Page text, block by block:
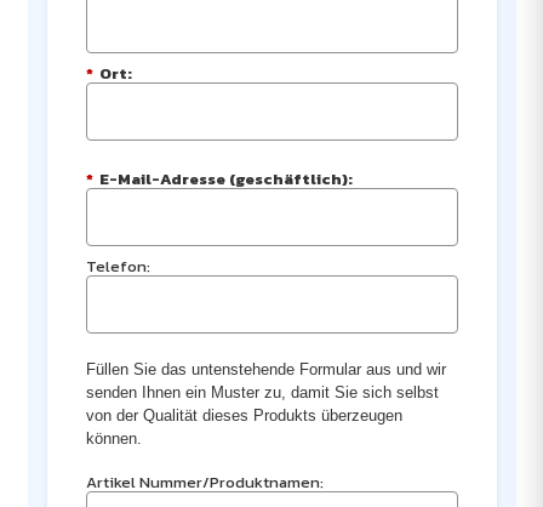
* Ort:
* E-Mail-Adresse (geschäftlich):
Telefon:
Füllen Sie das untenstehende Formular aus und wir
senden Ihnen ein Muster zu, damit Sie sich selbst
von der Qualität dieses Produkts überzeugen
können.
Artikel Nummer/Produktnamen: